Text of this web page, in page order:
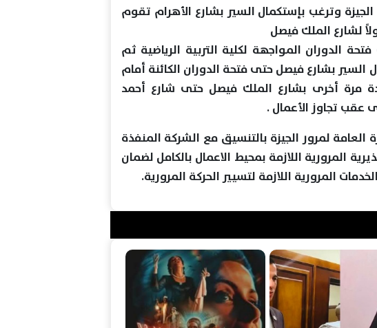
الجيزة وترغب بإستكمال السير بشارع الأهرام تقوم
لشارع الملك فيصل
الدوران المواجهة لكلية التربية الرياضية ثم
السير بشارع فيصل حتى فتحة الدوران الكائنة أمام
مرة أخرى بشارع الملك فيصل حتى شارع أحمد
عقب تجاوز الأعمال .
العامة لمرور الجيزة بالتنسيق مع الشركة المنفذة
المرورية اللازمة بمحيط الاعمال بالكامل لضمان
المرورية اللازمة لتسيير الحركة المرورية.